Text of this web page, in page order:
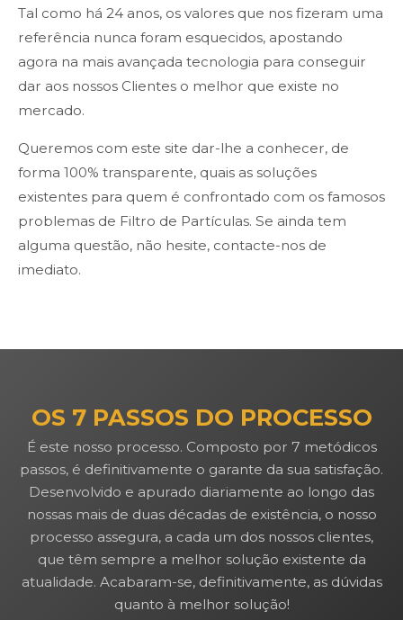
Tal como há 24 anos, os valores que nos fizeram uma
referência nunca foram esquecidos, apostando
agora na mais avançada tecnologia para conseguir
dar aos nossos Clientes o melhor que existe no
mercado.
Queremos com este site dar-lhe a conhecer, de
forma 100% transparente, quais as soluções
existentes para quem é confrontado com os famosos
problemas de Filtro de Partículas. Se ainda tem
alguma questão, não hesite, contacte-nos de
imediato.
OS 7 PASSOS DO PROCESSO
É este nosso processo. Composto por 7 metódicos
passos, é definitivamente o garante da sua satisfação.
Desenvolvido e apurado diariamente ao longo das
nossas mais de duas décadas de existência, o nosso
processo assegura, a cada um dos nossos clientes,
que têm sempre a melhor solução existente da
atualidade. Acabaram-se, definitivamente, as dúvidas
quanto à melhor solução!